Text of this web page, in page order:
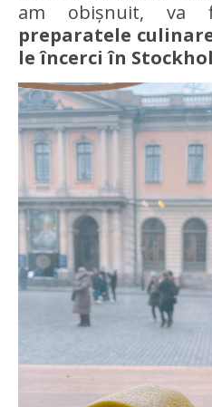
am obișnuit, va
preparatele
le încerci în